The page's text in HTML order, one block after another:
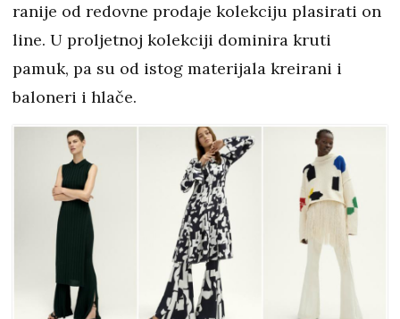
ranije od redovne prodaje kolekciju plasirati on
line. U proljetnoj kolekciji dominira kruti
pamuk, pa su od istog materijala kreirani i
baloneri i hlače. ​​​​​​